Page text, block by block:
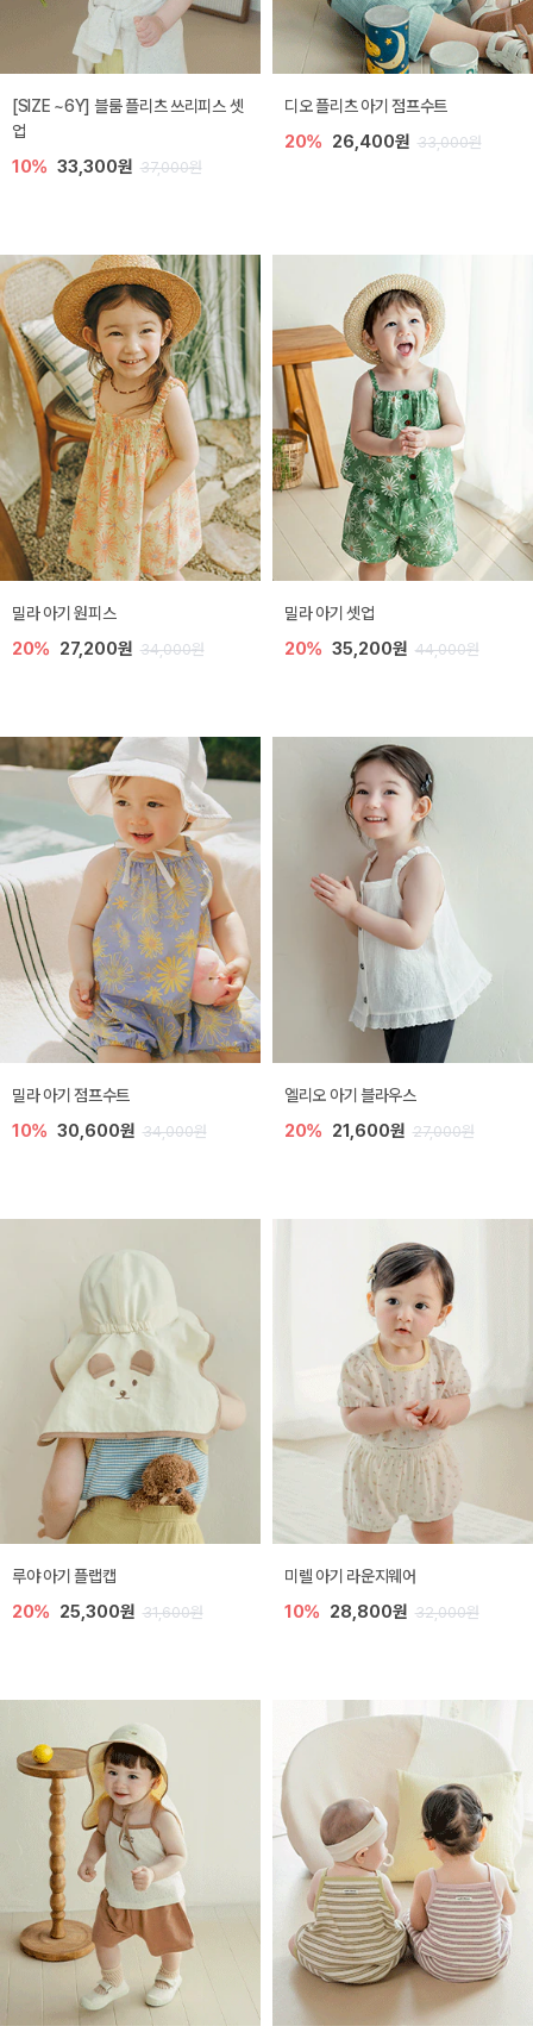
[SIZE ~6Y] 블룸 플리츠 쓰리피스 셋
업
10% 33,300원 37,000원
디오 플리츠 아기 점프수트
20% 26,400원 33,000원
밀라 아기 원피스
20% 27,200원 34,000원
밀라 아기 셋업
20% 35,200원 44,000원
밀라 아기 점프수트
10% 30,600원 34,000원
엘리오 아기 블라우스
20% 21,600원 27,000원
루야 아기 플랩캡
20% 25,300원 31,600원
미렐 아기 라운지웨어
10% 28,800원 32,000원